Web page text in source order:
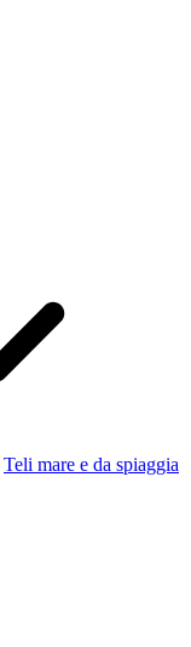
Teli mare e da spiaggia